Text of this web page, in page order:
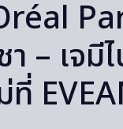
– เจมี
ที่